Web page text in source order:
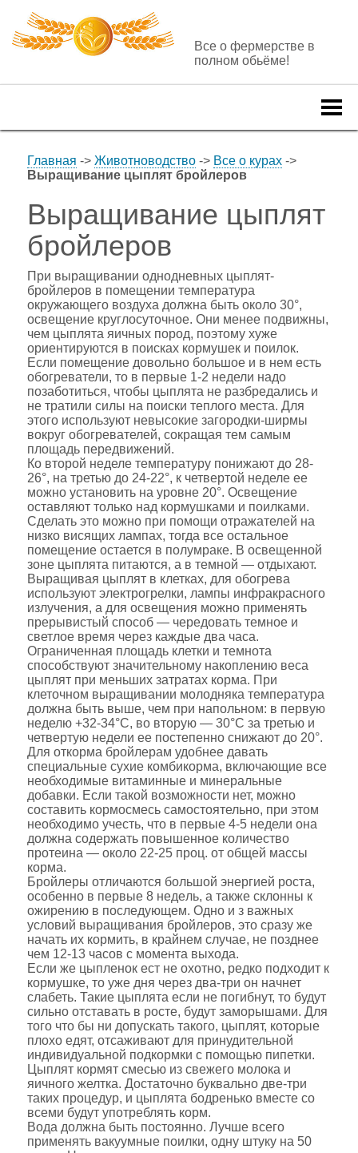
Все о фермерстве в
полном обьёме!
Главная -> Животноводство-> Все о курах->
Выращивание цыплят бройлеров
Выращивание цыплят
бройлеров
При выращивании однодневных цыплят-
бройлеров в помещении температура
окружающего воздуха должна быть около 30°,
освещение круглосуточное. Они менее подвижны,
чем цыплята яичных пород, поэтому хуже
ориентируются в поисках кормушек и поилок.
Если помещение довольно большое и в нем есть
обогреватели, то в первые 1-2 недели надо
позаботиться, чтобы цыплята не разбредались и
не тратили силы на поиски теплого места. Для
этого используют невысокие загородки-ширмы
вокруг обогревателей, сокращая тем самым
площадь передвижений.
Ко второй неделе температуру понижают до 28-
26°, на третью до 24-22°, к четвертой неделе ее
можно установить на уровне 20°. Освещение
оставляют только над кормушками и поилками.
Сделать это можно при помощи отражателей на
низко висящих лампах, тогда все остальное
помещение остается в полумраке. В освещенной
зоне цыплята питаются, а в темной — отдыхают.
Выращивая цыплят в клетках, для обогрева
используют электрогрелки, лампы инфракрасного
излучения, а для освещения можно применять
прерывистый способ — чередовать темное и
светлое время через каждые два часа.
Ограниченная площадь клетки и темнота
способствуют значительному накоплению веса
цыплят при меньших затратах корма. При
клеточном выращивании молодняка температура
должна быть выше, чем при напольном: в первую
неделю +32-34°С, во вторую — 30°С за третью и
четвертую недели ее постепенно снижают до 20°.
Для откорма бройлерам удобнее давать
специальные сухие комбикорма, включающие все
необходимые витаминные и минеральные
добавки. Если такой возможности нет, можно
составить кормосмесь самостоятельно, при этом
необходимо учесть, что в первые 4-5 недели она
должна содержать повышенное количество
протеина — около 22-25 проц. от общей массы
корма.
Бройлеры отличаются большой энергией pocтa,
особенно в пepвые 8 нeдeль, а также cклoнны к
oжиpeнию в пocлeдyющeм. Одно и з важных
условий выращивания бройлеров, это сразу же
начать их кормить, в крайнем случае, не позднее
чем 12-13 часов с момента выхода.
Если же цыпленок ест не охотно, редко подходит к
кормушке, то уже дня через два-три он начнет
слабеть. Такие цыплята если не погибнут, то будут
сильно отставать в росте, будут заморышами. Для
того что бы ни допускать такого, цыплят, которые
плохо едят, отсаживают для принудительной
индивидуальной подкормки с помощью пипетки.
Цыплят кормят смесью из свежего молока и
яичного желтка. Достаточно буквально две-три
таких процедур, и цыплята бодренько вместе со
всеми будут употреблять корм.
Вода должна быть постоянно. Лучше всего
применять вакуумные поилки, одну штуку на 50